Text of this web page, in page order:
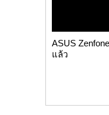
ASUS
แล้ว